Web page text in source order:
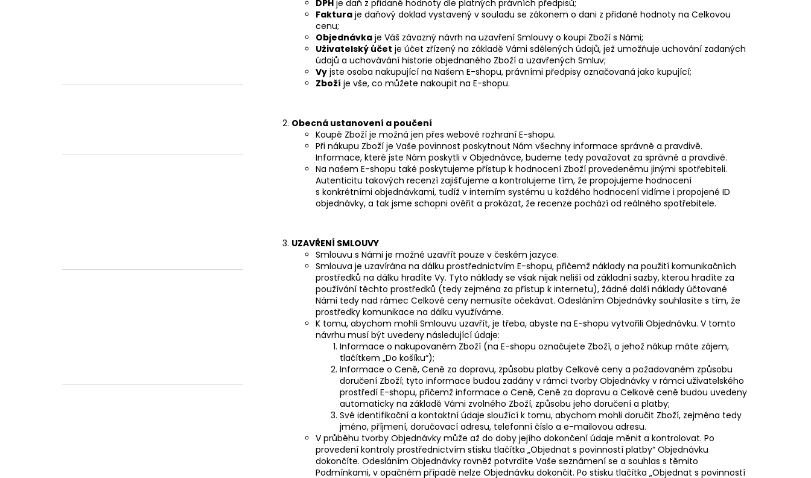
DPH je daň z přidané hodnoty dle platných právních předpisů;
Faktura je daňový doklad vystavený v souladu se zákonem o dani z přidané hodnoty na Celkovou
cenu;
Objednávka je Váš závazný návrh na uzavření Smlouvy o koupi Zboží s Námi;
Uživatelský účet je účet zřízený na základě Vámi sdělených údajů, jež umožňuje uchování zadaných
údajů a uchovávání historie objednaného Zboží a uzavřených Smluv;
Vy jste osoba nakupující na Našem E-shopu, právními předpisy označovaná jako kupující;
Zboží je vše, co můžete nakoupit na E-shopu.
Obecná ustanovení a poučení
Koupě Zboží je možná jen přes webové rozhraní E-shopu.
Při nákupu Zboží je Vaše povinnost poskytnout Nám všechny informace správně a pravdivě.
Informace, které jste Nám poskytli v Objednávce, budeme tedy považovat za správné a pravdivé.
Na našem E-shopu také poskytujeme přístup k hodnocení Zboží provedenému jinými spotřebiteli.
Autenticitu takových recenzí zajišťujeme a kontrolujeme tím, že propojujeme hodnocení
s konkrétními objednávkami, tudíž v interním systému u každého hodnocení vidíme i propojené ID
objednávky, a tak jsme schopni ověřit a prokázat, že recenze pochází od reálného spotřebitele.
UZAVŘENÍ SMLOUVY
Smlouvu s Námi je možné uzavřít pouze v českém jazyce.
Smlouva je uzavírána na dálku prostřednictvím E-shopu, přičemž náklady na použití komunikačních
prostředků na dálku hradíte Vy. Tyto náklady se však nijak neliší od základní sazby, kterou hradíte za
používání těchto prostředků (tedy zejména za přístup k internetu), žádné další náklady účtované
Námi tedy nad rámec Celkové ceny nemusíte očekávat. Odesláním Objednávky souhlasíte s tím, že
prostředky komunikace na dálku využíváme.
K tomu, abychom mohli Smlouvu uzavřít, je třeba, abyste na E-shopu vytvořili Objednávku. V tomto
návrhu musí být uvedeny následující údaje:
Informace o nakupovaném Zboží (na E-shopu označujete Zboží, o jehož nákup máte zájem,
tlačítkem „Do košíku“);
Informace o Ceně, Ceně za dopravu, způsobu platby Celkové ceny a požadovaném způsobu
doručení Zboží; tyto informace budou zadány v rámci tvorby Objednávky v rámci uživatelského
prostředí E-shopu, přičemž informace o Ceně, Ceně za dopravu a Celkové ceně budou uvedeny
automaticky na základě Vámi zvolného Zboží, způsobu jeho doručení a platby;
Své identifikační a kontaktní údaje sloužící k tomu, abychom mohli doručit Zboží, zejména tedy
jméno, příjmení, doručovací adresu, telefonní číslo a e-mailovou adresu.
V průběhu tvorby Objednávky může až do doby jejího dokončení údaje měnit a kontrolovat. Po
provedení kontroly prostřednictvím stisku tlačítka „Objednat s povinností platby“ Objednávku
dokončíte. Odesláním Objednávky rovněž potvrdíte Vaše seznámení se a souhlas s těmito
Podmínkami, v opačném případě nelze Objednávku dokončit. Po stisku tlačítka „Objednat s povinností